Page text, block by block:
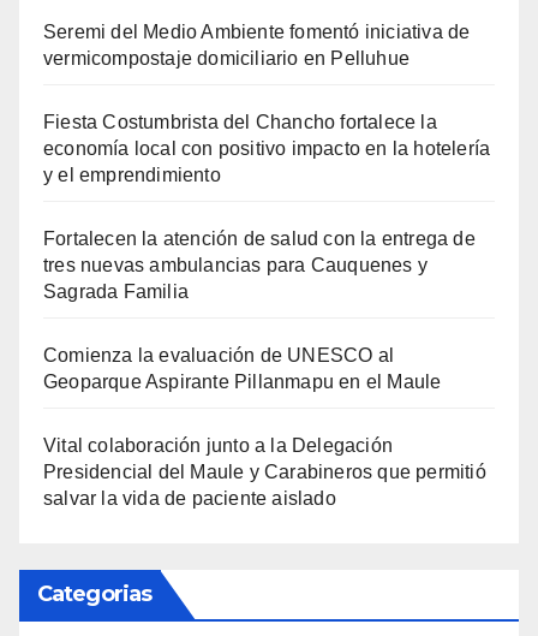
Seremi del Medio Ambiente fomentó iniciativa de
vermicompostaje domiciliario en Pelluhue
Fiesta Costumbrista del Chancho fortalece la
economía local con positivo impacto en la hotelería
y el emprendimiento
Fortalecen la atención de salud con la entrega de
tres nuevas ambulancias para Cauquenes y
Sagrada Familia
Comienza la evaluación de UNESCO al
Geoparque Aspirante Pillanmapu en el Maule
Vital colaboración junto a la Delegación
Presidencial del Maule y Carabineros que permitió
salvar la vida de paciente aislado
Categorias